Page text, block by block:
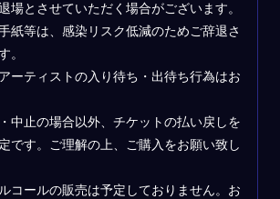
場とさせていただく場合がございます。
紙等は、感染リスク低減のためご辞退さ
。
ーティストの入り待ち・出待ち行為はお
中止の場合以外、チケットの払い戻しを
です。ご理解の上、ご購入をお願い致し
コールの販売は予定しておりません。お